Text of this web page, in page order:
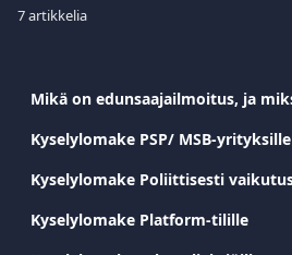
7 artikkelia
Kyselylomake PSP/ MSB-yrityksille
Kyselylomake Platform-tilille